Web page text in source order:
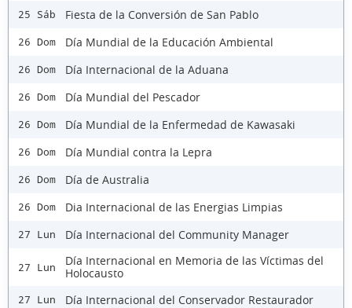
25 Sáb Fiesta de la Conversión de San Pablo
26 Dom Día Mundial de la Educación Ambiental
26 Dom Día Internacional de la Aduana
26 Dom Día Mundial del Pescador
26 Dom Día Mundial de la Enfermedad de Kawasaki
26 Dom Día Mundial contra la Lepra
26 Dom Día de Australia
26 Dom Dia Internacional de las Energias Limpias
27 Lun Día Internacional del Community Manager
27 Lun
Día Internacional en Memoria de las Víctimas del
Holocausto
27 Lun Día Internacional del Conservador Restaurador